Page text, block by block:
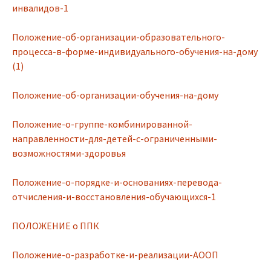
инвалидов-1
Положение-об-организации-образовательного-
процесса-в-форме-индивидуального-обучения-на-дому
(1)
Положение-об-организации-обучения-на-дому
Положение-о-группе-комбинированной-
направленности-для-детей-с-ограниченными-
возможностями-здоровья
Положение-о-порядке-и-основаниях-перевода-
отчисления-и-восстановления-обучающихся-1
ПОЛОЖЕНИЕ о ППК
Положение-о-разработке-и-реализации-АООП